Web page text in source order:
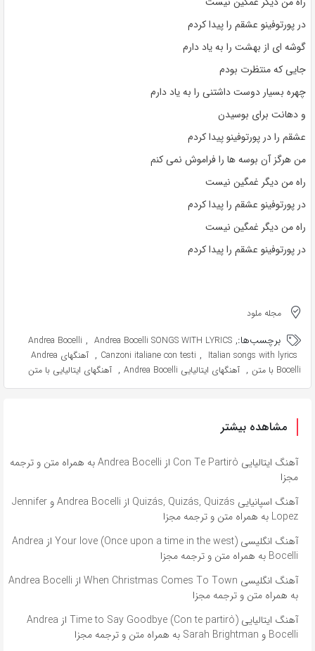
در پورتوفینو عشقم را پیدا کردم
گوشه ای از بهشت ​​را به یاد دارم
جایی که منتظرت بودم
چهره بسیار دوست داشتنی را به یاد دارم
و دهانت برای بوسیدن
عشقم را در پورتوفینو پیدا کردم
من هرگز آن بوسه ها را فراموش نمی کنم
راه من دیگر غمگین نیست
در پورتوفینو عشقم را پیدا کردم
راه من دیگر غمگین نیست
در پورتوفینو عشقم را پیدا کردم
مجله ملود
برچسب‌ها: Andrea Bocelli , Andrea Bocelli SONGS WITH LYRICS ,
Canzoni italiane con testi , Italian songs with lyrics
,
آهنگهای Andrea
Bocelli با متن
, آهنگهای ایتالیایی Andrea Bocelli , آهنگهای ایتالیایی با متن
مشاهده بیشتر
آهنگ ایتالیایی Con Te Partirò از Andrea Bocelli به همراه متن و ترجمه
مجزا
آهنگ اسپانیایی Quizás, Quizás, Quizás از Andrea Bocelli و Jennifer
Lopez به همراه متن و ترجمه مجزا
آهنگ انگلیسی Your love (Once upon a time in the west) از Andrea
Bocelli به همراه متن و ترجمه مجزا
آهنگ انگلیسی When Christmas Comes To Town از Andrea Bocelli
به همراه متن و ترجمه مجزا
آهنگ ایتالیایی Time to Say Goodbye (Con te partirò) از Andrea
Bocelli و Sarah Brightman به همراه متن و ترجمه مجزا